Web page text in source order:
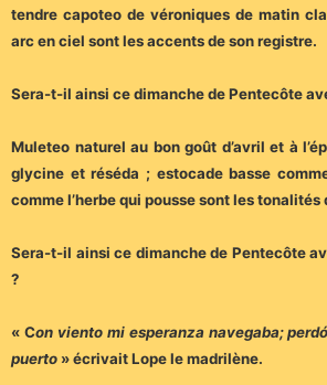
tendre capoteo de véroniques de matin
arc en ciel sont les accents de son registre.
Sera-t-il ainsi ce dimanche de Pentecôte
Muleteo naturel au bon goût d’avril et à
glycine et réséda ; estocade basse
comme l’herbe qui pousse sont les tonalités
Sera-t-il ainsi ce dimanche de Pentecôte
?
« Con viento mi esperanza navegaba;
puerto » écrivait Lope le madrilène.